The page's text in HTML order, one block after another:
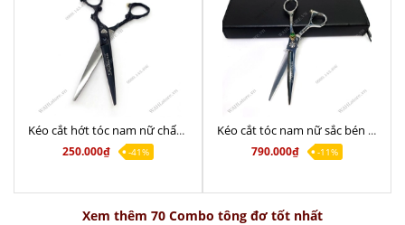
Kéo cắt hớt tóc nam nữ chất lượng KataPro M15
250.000₫
-41%
Kéo cắt tóc nam nữ sắc bén KataPro M3 dòng 6 inch
790.000₫
-11%
Xem thêm 70 Combo tông đơ tốt nhất